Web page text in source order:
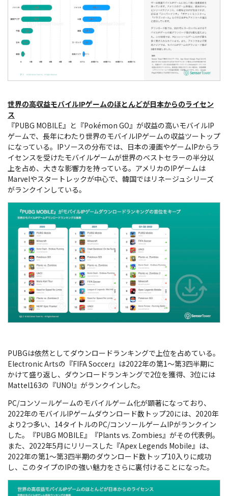
世界の高収益モバイルIPゲームのほとんどが日本からのライセン
ス
『PUBG MOBILE』と『Pokémon GO』が収益の高いモバイルIP
ゲームで、長年にわたり世界のモバイルIPゲームの収益ツートップ
になっている。IPソースの分布では、日本の漫画やゲームIPからラ
イセンスを受けたモバイルゲームが世界のベストセラーの半分以
上を占め、大きな影響力を持っている。アメリカのIPゲームは
Marvelやスタートレックが中心で、韓国ではリネージュシリーズ
がランクインしている。
PUBGは依然としてダウンロードランキングで上位を占めている。
Electronic Artsの『FIFA Soccer』は2022年の第1～第3四半期に
かけて盛り返し、ダウンロードランキングで2位を獲得、3位には
Mattel163の『UNO!』がランクインした。
PC/コンソールゲームのモバイルゲーム化が顕著になっており、
2022年のモバイルIPゲームダウンロード数トップ20には、2020年
より2つ多い、14タイトルのPC/コンソールゲームIPがランクイン
した。『PUBG MOBILE』『Plants vs. Zombies』がその代表例。
また、2022年5月にリリースした『Apex Legends Mobile』は、
2022年の第1～第3四半期のダウンロード数トップ10入りに成功
し、このタイプのIPの強い魅力をさらに裏付けることになった。